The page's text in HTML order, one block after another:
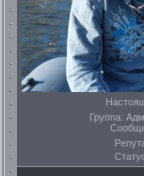
Группа: